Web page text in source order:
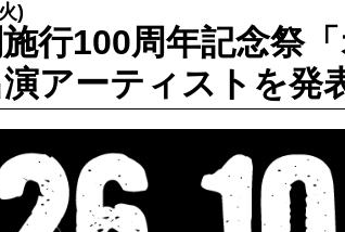
)
行100周年記念祭
アーティストを発